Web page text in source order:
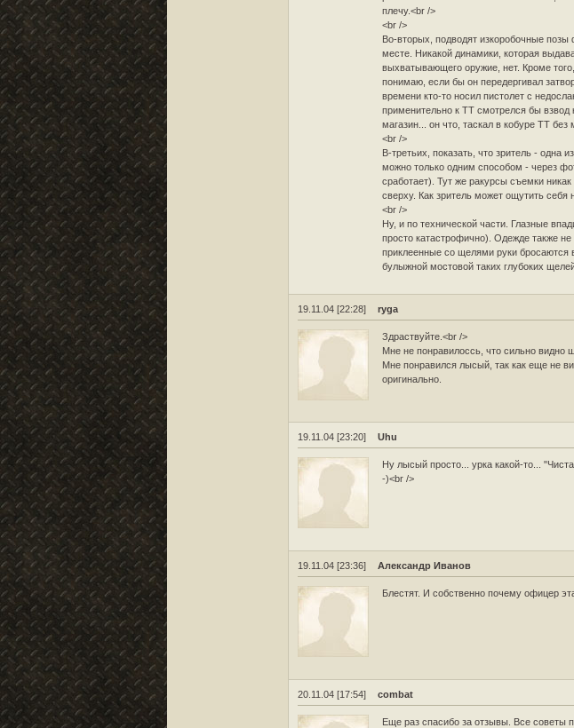
плечу.<br />
<br />
Во-вторых, подводят изкоробочные позы
месте. Никакой динамики, которая
выхватывающего оружие, нет. Кроме
понимаю, если бы он передергивал
времени кто-то носил пистолет с
применительно к ТТ смотрелся бы
магазин... он что, таскал в кобуре ТТ без
<br />
В-третьих, показать, что зритель - одна
можно только одним способом - через
сработает). Тут же ракурсы съемки
сверху. Как зритель может ощутить
<br />
Ну, и по технической части. Глазные
просто катастрофично). Одежде также
приклеенные со щелями руки бросаются
булыжной мостовой таких глубоких
19.11.04 [22:28] ryga
Здраствуйте.<br />
Мне не понравилоссь, что сильно видно
Мне понравился лысый, так как еще не
оригинально.
19.11.04 [23:20] Uhu
Ну лысый просто... урка какой-то...
-)<br />
19.11.04 [23:36] Александр Иванов
Блестят. И собственно почему офицер
20.11.04 [17:54] combat
Еще раз спасибо за отзывы. Все советы